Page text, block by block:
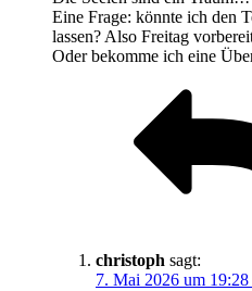
Eine Frage: könnte ich den
lassen? Also Freitag
Oder bekomme ich eine
christoph sagt:
7. Mai 2026 um